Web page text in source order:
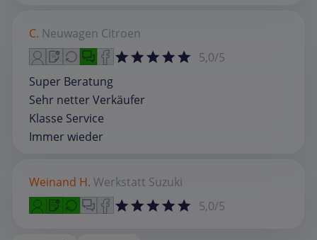
C. Neuwagen Citroen
5,0/5
Super Beratung
Sehr netter Verkäufer
Klasse Service
Immer wieder
Weinand H. Werkstatt Suzuki
5,0/5